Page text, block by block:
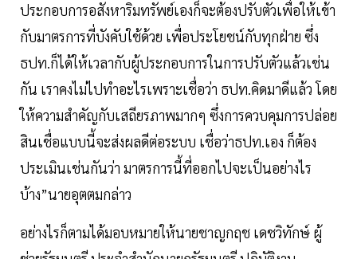
ประกอบการอสังหาริมทรัพย์เองก็จะต้องปรับตัวเพื่อให้เข้า
กับมาตรการที่บังคับใช้ด้วย เพื่อประโยชน์กับทุกฝ่าย ซึ่ง
ธปท.ก็ได้ให้เวลากับผู้ประกอบการในการปรับตัวแล้วเช่น
กัน เราคงไม่ไปทำอะไรเพราะเชื่อว่า ธปท.คิดมาดีแล้ว โดย
ให้ความสำคัญกับเสถียรภาพมากๆ ซึ่งการควบคุมการปล่อย
สินเชื่อแบบนี้จะส่งผลดีต่อระบบ เชื่อว่าธปท.เอง ก็ต้อง
ประเมินเช่นกันว่า มาตรการนี้ที่ออกไปจะเป็นอย่างไร
บ้าง”นายอุตตมกล่าว
อย่างไรก็ตามได้มอบหมายให้นายชาญกฤช เดชวิทักษ์ ผู้